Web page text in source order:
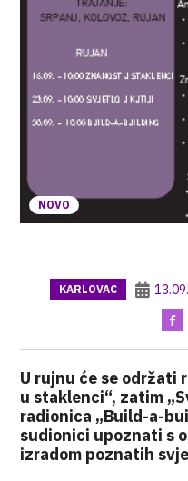
NOVO
KARLOVAC
U rujnu će se održati
u staklenci“, zatim
radionica „Build-a-
sudionici upoznati s
izradom poznatih